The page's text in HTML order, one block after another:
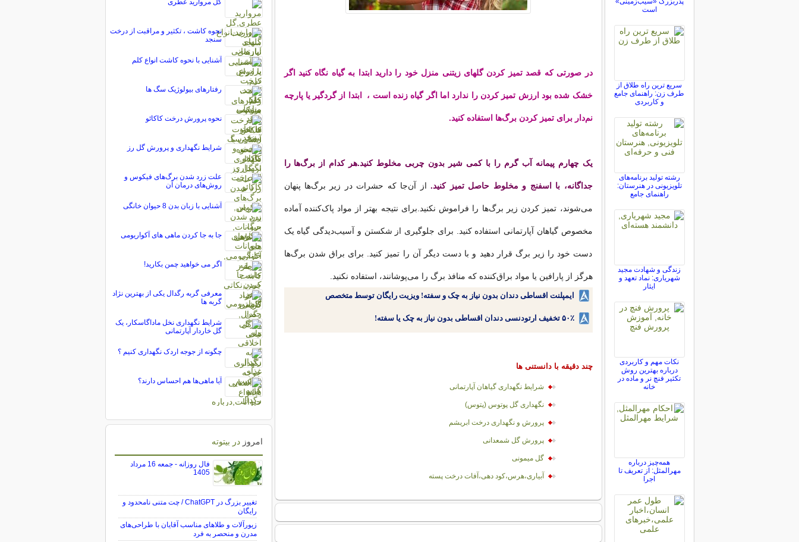
در صورتی که قصد تمیز کردن گلهای زیتنی منزل خود را دارید ابتدا به گیاه نگاه کنید اگر
خشک شده بود ارزش تمیز کردن را ندارد اما اگر گیاه زنده است ، ابتدا از گردگیر یا پارچه
نم‌دار برای تمیز کردن برگ‌ها استفاده کنید.
یک چهارم پیمانه آب گرم را با کمی شیر بدون چربی مخلوط کنید.هر کدام از برگ‌ها را
جداگانه، با اسفنج و مخلوط حاصل تمیز کنید. از آن‌جا که حشرات در زیر برگ‌ها پنهان
می‌شوند، تمیز کردن زیر برگ‌ها را فراموش نکنید.برای نتیجه بهتر از مواد پاک‌کننده آماده
مخصوص گیاهان آپارتمانی استفاده کنید. برای جلوگیری از شکستن و آسیب‌دیدگی ‌گیاه یک
دست خود را زیر برگ قرار دهید و با دست دیگر آن را تمیز کنید. برای براق شدن برگ‌ها
هرگز از پارافین یا مواد براق‌کننده که منافذ برگ را می‌پوشانند، استفاده نکنید.
ایمپلنت اقساطی دندان بدون نیاز به چک و سفته! ویزیت رایگان توسط متخصص
۵۰٪ تخفیف ارتودنسی دندان اقساطی بدون نیاز به چک یا سفته!
چند دقیقه با دانستنی ها
شرایط نگهداری گیاهان آپارتمانی
نگهداری گل پوتوس (پتوس)
پرورش و نگهداری درخت ابريشم
پرورش گل شمعدانی
گل میمونی
آبیاری،هرس،کود دهی،آفات درخت پسته
است
سریع ترین راه طلاق از
طرف زن: راهنمای جامع
و کاربردی
رشته تولید برنامه‌های
تلویزیونی در هنرستان:
راهنمای جامع
زندگی و شهادت مجید
شهریاری: نماد تعهد و
ایثار
نکات مهم و کاربردی
درباره بهترین روش
تکثیر فنچ نر و ماده در
خانه
همه‌چیز درباره
مهرالمثل: از تعریف تا
اجرا
گل مروارید عطری
نحوه کاشت ، تکثیر و مراقبت از درخت
سنجد
آشنایی با نحوه کاشت انواع کلم
رفتارهای بیولوژیک سگ ها
نحوه پرورش درخت کاکائو
شرایط نگهداری و پرورش گل رز
علت زرد شدن برگ‌های فیکوس و
روش‌های درمان آن
آشنایی با زبان بدن 8 حیوان خانگی
جا به جا کردن ماهی های آکواریومی
اگر می خواهید چمن بکارید!
معرفی گربه رگدال یکی از بهترین نژاد
گربه ها
شرایط نگهداری نخل ماداگاسکار، یک
گل خاردار آپارتمانی
چگونه از جوجه اردک نگهداری کنیم ؟
آیا ماهی‌ها هم احساس دارند؟
امروز در بیتوته
فال روزانه - جمعه 16 مرداد
1405
تغییر بزرگ در ChatGPT / چت متنی نامحدود و
رایگان
زیورآلات و طلاهای مناسب آقایان با طراحی‌های
مدرن و منحصر به فرد